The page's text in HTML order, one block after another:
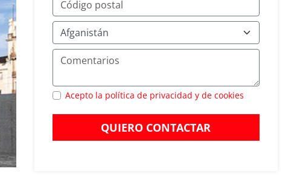
Acepto la política de privacidad y de cookies
QUIERO CONTACTAR